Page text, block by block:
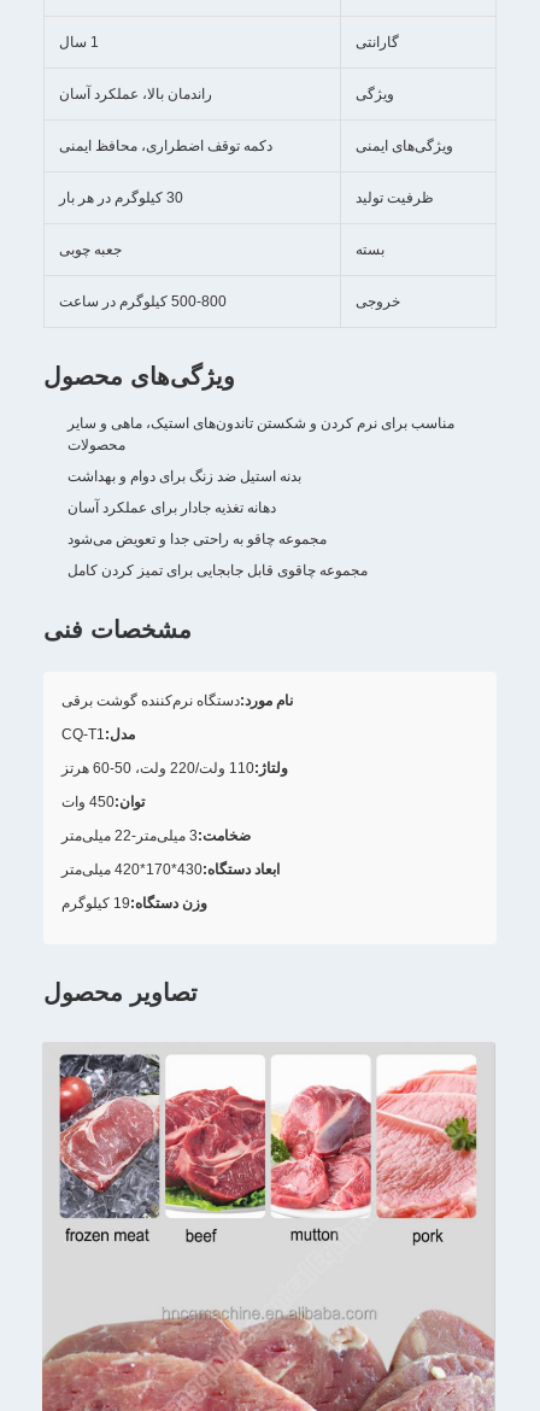
گارانتی 1 سال
ویژگی راندمان بالا، عملکرد آسان
ویژگی‌های ایمنی دکمه توقف اضطراری، محافظ ایمنی
ظرفیت تولید 30 کیلوگرم در هر بار
بسته جعبه چوبی
خروجی 500-800 کیلوگرم در ساعت
ویژگی‌های محصول
مناسب برای نرم کردن و شکستن تاندون‌های استیک، ماهی و سایر
محصولات
بدنه استیل ضد زنگ برای دوام و بهداشت
دهانه تغذیه جادار برای عملکرد آسان
مجموعه چاقو به راحتی جدا و تعویض می‌شود
مجموعه چاقوی قابل جابجایی برای تمیز کردن کامل
مشخصات فنی
نام مورد:دستگاه نرم‌کننده گوشت برقی
مدل:CQ-T1
ولتاژ:110 ولت/220 ولت، 50-60 هرتز
توان:450 وات
ضخامت:3 میلی‌متر-22 میلی‌متر
ابعاد دستگاه:430*170*420 میلی‌متر
وزن دستگاه:19 کیلوگرم
تصاویر محصول